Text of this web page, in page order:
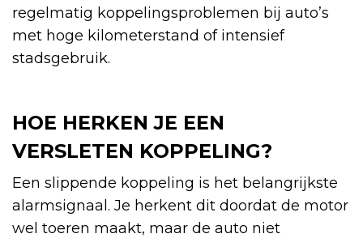
regelmatig koppelingsproblemen bij auto’s
met hoge kilometerstand of intensief
stadsgebruik.
HOE HERKEN JE EEN
VERSLETEN KOPPELING?
Een slippende koppeling is het belangrijkste
alarmsignaal. Je herkent dit doordat de motor
wel toeren maakt, maar de auto niet